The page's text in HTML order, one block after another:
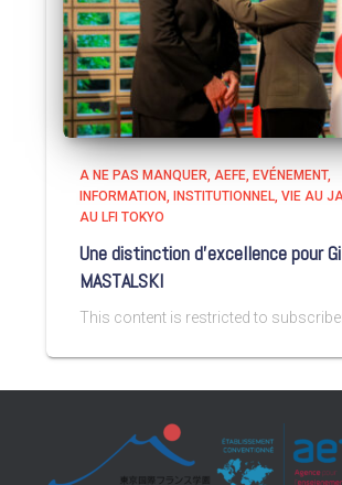
A NE PAS MANQUER AEFE EVÉNEMENT
INFORMATION
INSTITUTIONNEL VIE AU
AU LFI TOKYO
Une distinction d’excellence pour
MASTALSKI
This content is restricted to